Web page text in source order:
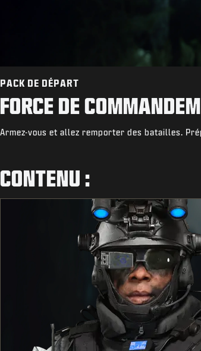
PACK DE DÉPART
FORCE DE
Armez-vous et allez remporter des batailles.
CONTENU :